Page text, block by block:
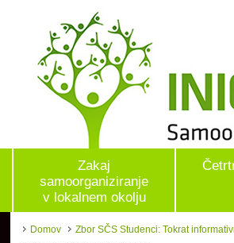
Zakaj
samoorganiziranje
v lokalnem okolju
Domov
Zbor SČS Studenci: Tokrat